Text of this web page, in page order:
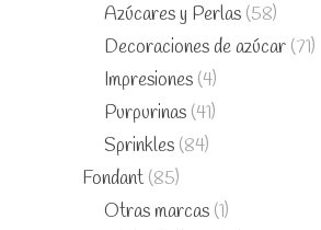
Azúcares y Perlas (58)
Decoraciones de azúcar (71)
Impresiones (4)
Purpurinas (41)
Sprinkles (84)
Fondant (85)
Otras marcas (1)